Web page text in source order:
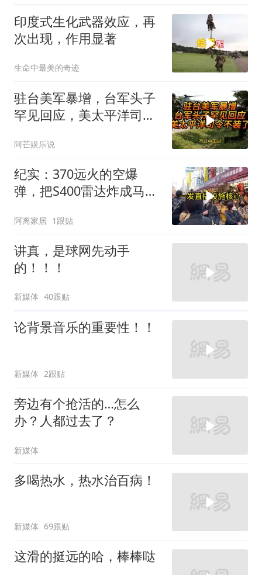
印度式生化武器效应，再
次出现，作用显著
生命中最美的奇迹
驻台美军暴增，台军头子
罕见回应，美太平洋司令
阿芒娱乐说
纪实：370远火的空爆
弹，把S400雷达炸成马蜂
了
阿离家居 1跟贴
讲真，是球网先动手
的！！！
新媒体 40跟贴
论背景音乐的重要性！！
新媒体 2跟贴
旁边有个抢活的…怎么
办？人都过去了？
新媒体
多喝热水，热水治百病！
新媒体 69跟贴
这滑的挺远的哈，棒棒哒